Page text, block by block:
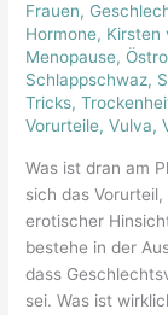
Frauen,
Hormone, Kirsten
Menopause,
Schlappschwaz,
Tricks,
Vorurteile,Vulva,
Was ist dran am
sich das
erotischer
bestehe in der
dass
sei. Was ist